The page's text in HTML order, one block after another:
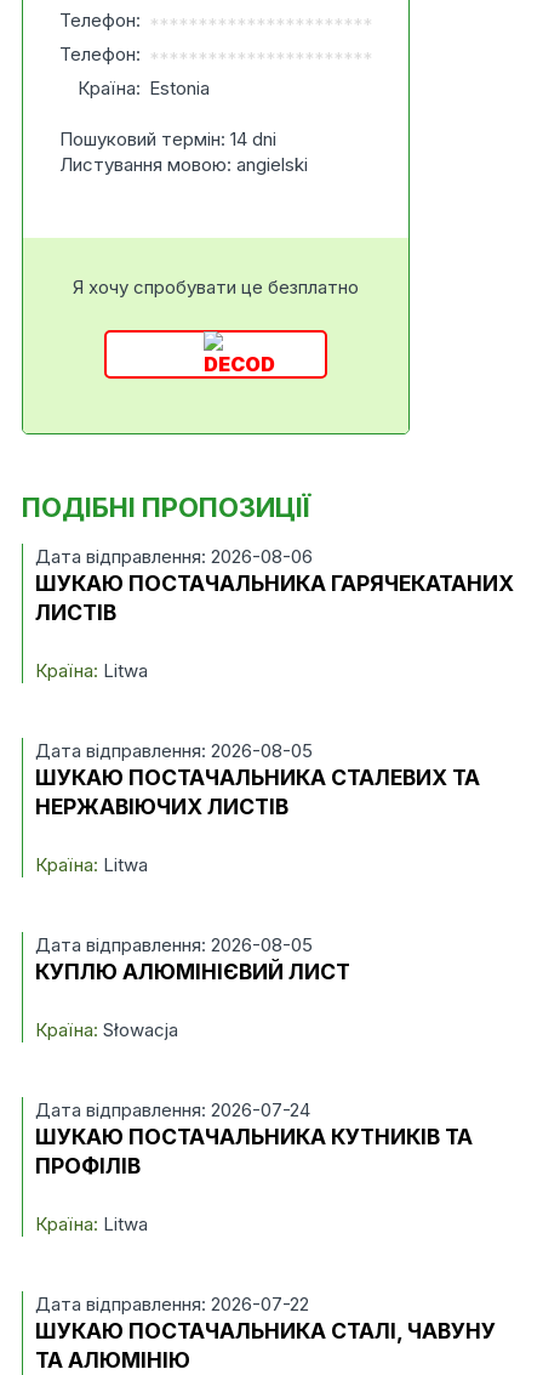
Телефон: ***********************
Телефон: ***********************
Країна: Estonia
Пошуковий термін: 14 dni
Листування мовою: angielski
Я хочу спробувати це безплатно
ПОДІБНІ ПРОПОЗИЦІЇ
Дата відправлення: 2026-08-06
ШУКАЮ ПОСТАЧАЛЬНИКА ГАРЯЧЕКАТАНИХ
ЛИСТІВ
Країна: Litwa
Дата відправлення: 2026-08-05
ШУКАЮ ПОСТАЧАЛЬНИКА СТАЛЕВИХ ТА
НЕРЖАВІЮЧИХ ЛИСТІВ
Країна: Litwa
Дата відправлення: 2026-08-05
КУПЛЮ АЛЮМІНІЄВИЙ ЛИСТ
Країна: Słowacja
Дата відправлення: 2026-07-24
ШУКАЮ ПОСТАЧАЛЬНИКА КУТНИКІВ ТА
ПРОФІЛІВ
Країна: Litwa
Дата відправлення: 2026-07-22
ШУКАЮ ПОСТАЧАЛЬНИКА СТАЛІ, ЧАВУНУ
ТА АЛЮМІНІЮ